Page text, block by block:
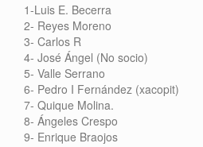
1-Luis E. Becerra
2- Reyes Moreno
3- Carlos R
4- José Ángel (No socio)
5- Valle Serrano
6- Pedro I Fernández (xacopit)
7- Quique Molina.
8- Ángeles Crespo
9- Enrique Braojos